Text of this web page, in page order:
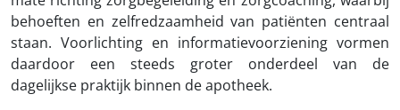
behoeften en zelfredzaamheid van patiënten centraal
staan. Voorlichting en informatievoorziening vormen
daardoor een steeds groter onderdeel van de
dagelijkse praktijk binnen de apotheek.